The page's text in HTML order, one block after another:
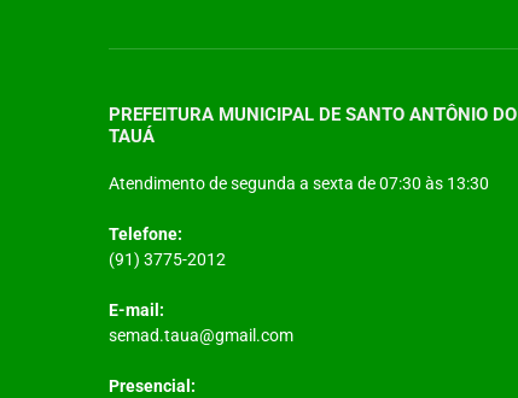
PREFEITURA MUNICIPAL DE SANTO ANTÔNIO DO
TAUÁ
Atendimento de segunda a sexta de 07:30 às 13:30
Telefone:
(91) 3775-2012
E-mail:
semad.taua@gmail.com
Presencial: